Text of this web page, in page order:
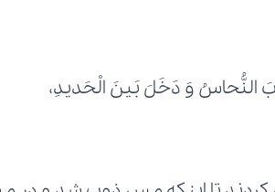
النُّحاسُ وَ دَخَلَ بَینَ الْحَدیدِ،